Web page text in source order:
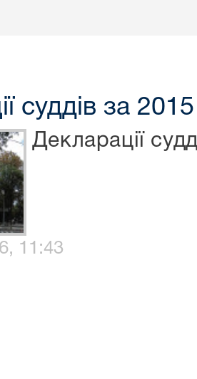
суддів за 2015
Декларації
11:43